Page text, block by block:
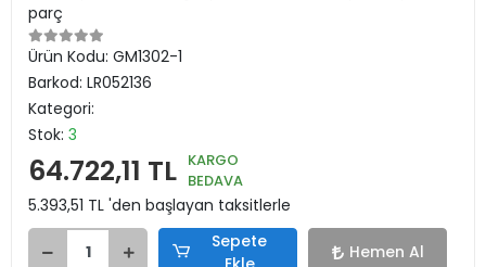
parç
Ürün Kodu: GM1302-1
Barkod: LR052136
Kategori:
Stok: 3
64.722,11 TL KARGO
BEDAVA
5.393,51 TL 'den başlayan taksitlerle
Sepete
Hemen Al